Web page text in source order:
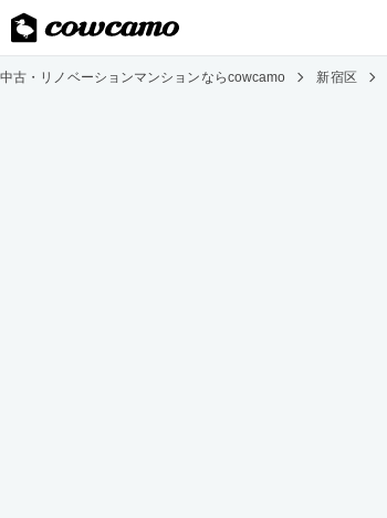
中古・リノベーションマンションならcowcamo 新宿区